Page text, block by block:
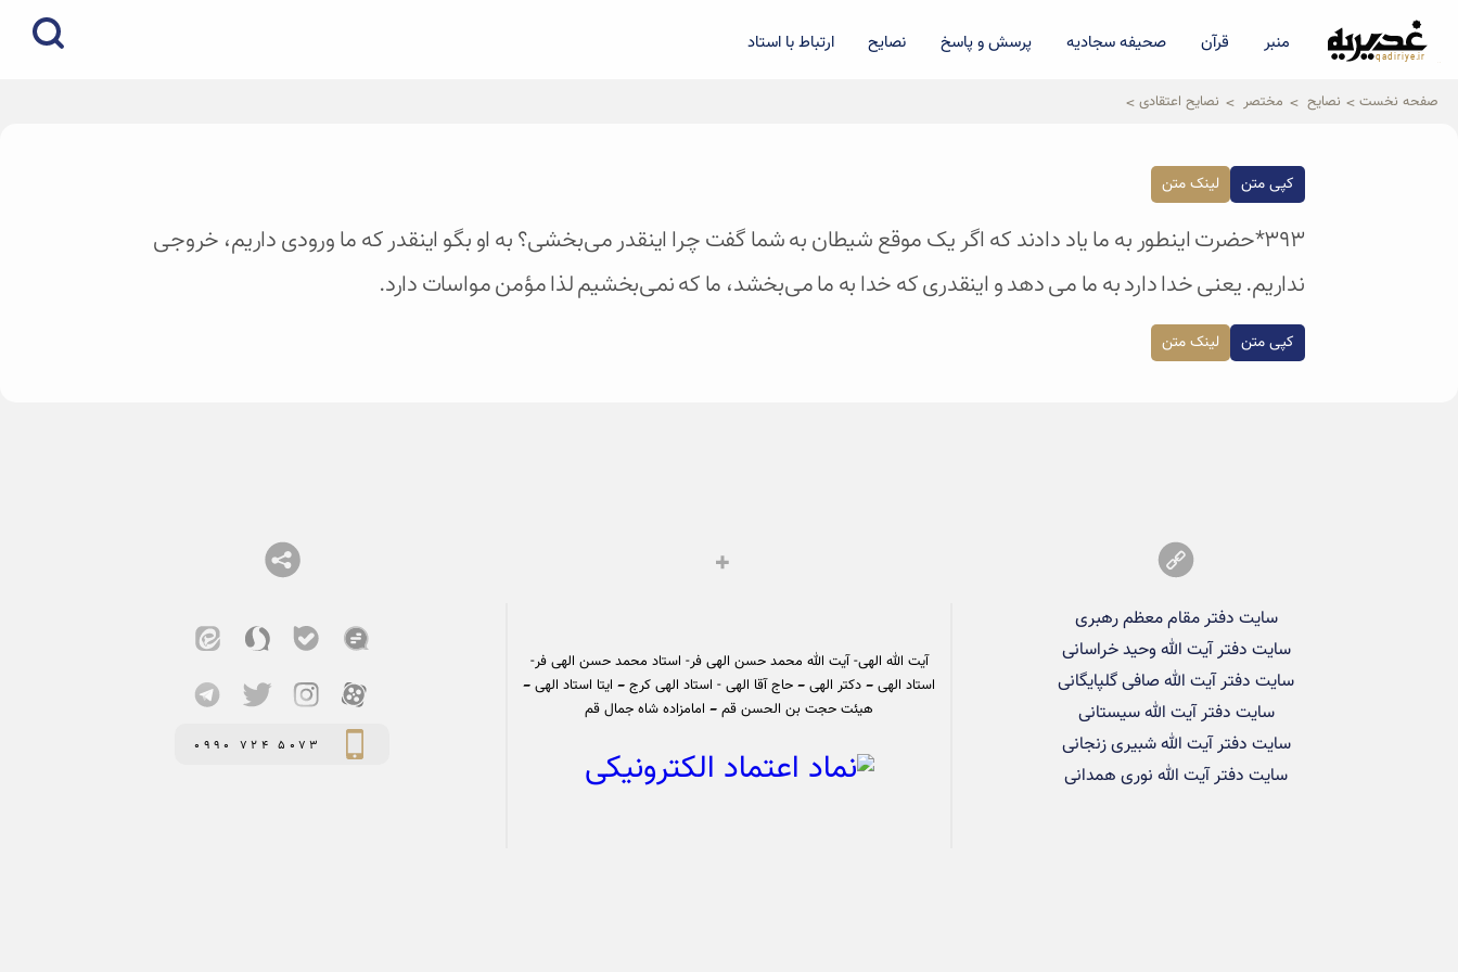
qadiriye.ir
نشریه ی غدیریه-بیانات استاد
منبر قرآن صحیفه سجادیه پرسش و پاسخ نصایح ارتباط با استاد
صفحه نخست نصایح مختصر نصایح اعتقادی
کپی متن لینک متن
۳۹۳*حضرت اینطور به ما یاد دادند که اگر یک موقع شیطان به شما گفت چرا اینقدر می‌بخشی؟ به او بگو اینقدر که ما ورودی داریم، خروجی
نداریم. یعنی خدا دارد به ما می دهد و اینقدری که خدا به ما می‌بخشد، ما که نمی‌بخشیم لذا مؤمن مواسات دارد.
کپی متن لینک متن
سایت دفتر مقام معظم رهبری
سایت دفتر آیت الله وحید خراسانی
سایت دفتر آیت الله صافی گلپایگانی
سایت دفتر آیت الله سیستانی
سایت دفتر آیت الله شبیری زنجانی
سایت دفتر آیت الله نوری همدانی
آیت الله الهی- آیت الله محمد حسن الهی فر- استاد محمد حسن الهی فر-
استاد الهی – دکتر الهی – حاج آقا الهی - استاد الهی کرج – ایتا استاد الهی –
هیئت حجت بن الحسن قم – امامزاده شاه جمال قم
0990 724 5073